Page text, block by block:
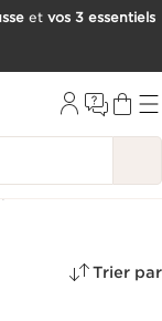
et vos 3 essentiels
Trier par